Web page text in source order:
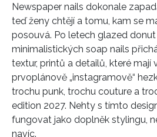
Newspaper nails dokonale
teď ženy chtějí a tomu, kam se
posouvá. Po letech glazed
minimalistických soap nails
textur, printů a detailů, které mají
prvoplánově „instagramově“
trochu punk, trochu couture a
edition 2027. Nehty s tímto
fungovat jako doplněk stylingu,
navíc.